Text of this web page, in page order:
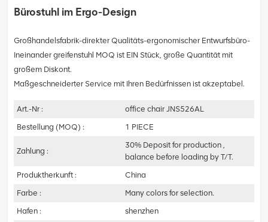
Bürostuhl im Ergo-Design
Großhandelsfabrik-direkter Qualitäts-ergonomischer Entwurfsbüro-
Ineinander greifenstuhl MOQ ist EIN Stück, große Quantität mit
großem Diskont.
Maßgeschneiderter Service mit Ihren Bedürfnissen ist akzeptabel.
Art.-Nr :
office chair JNS526AL
Bestellung (MOQ) :
1 PIECE
Zahlung :
30% Deposit for production ,
balance before loading by T/T.
Produktherkunft :
China
Farbe :
Many colors for selection.
Hafen :
shenzhen